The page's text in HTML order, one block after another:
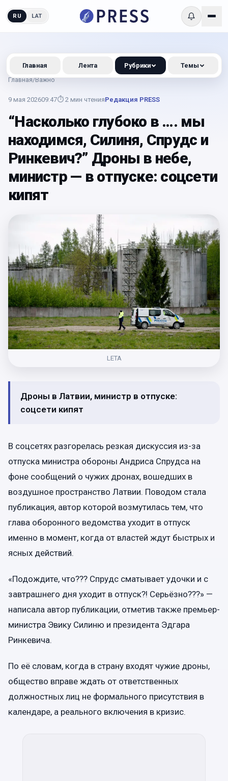
RU LAT
Главная/Важно
9 мая 202609:47⏱ 2 мин чтенияРедакция PRESS
“Насколько глубоко в …. мы
находимся, Силиня, Спрудс и
Ринкевич?” Дроны в небе,
министр — в отпуске: соцсети
кипят
LETA
Дроны в Латвии, министр в отпуске:
соцсети кипят
В соцсетях разгорелась резкая дискуссия из-за
отпуска министра обороны Андриса Спрудса на
фоне сообщений о чужих дронах, вошедших в
воздушное пространство Латвии. Поводом стала
публикация, автор которой возмутилась тем, что
глава оборонного ведомства уходит в отпуск
именно в момент, когда от властей ждут быстрых и
ясных действий.
«Подождите, что??? Спрудс сматывает удочки и с
завтрашнего дня уходит в отпуск?! Серьёзно???» —
написала автор публикации, отметив также премьер-
министра Эвику Силиню и президента Эдгара
Ринкевича.
По её словам, когда в страну входят чужие дроны,
общество вправе ждать от ответственных
должностных лиц не формального присутствия в
календаре, а реального включения в кризис.
Главная Лента Рубрики Темы